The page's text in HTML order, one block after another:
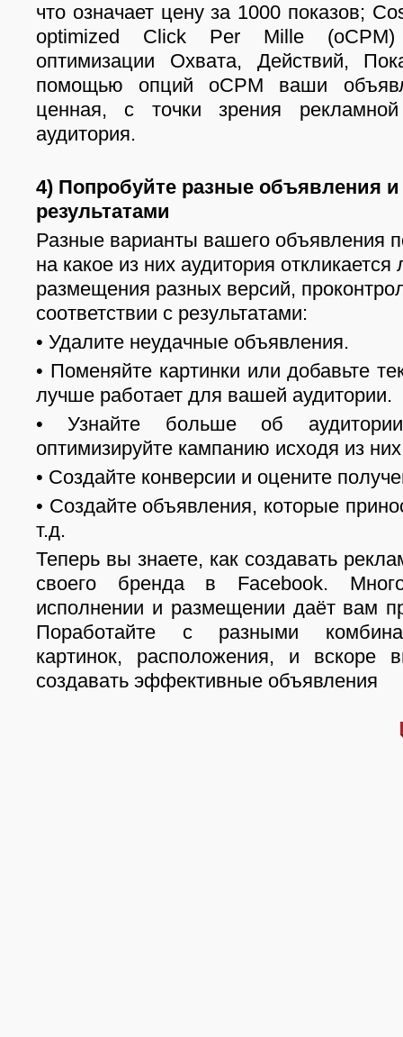
что означает цену за 1000 показов;
optimized Click Per Mille (oCPM)
оптимизации Охвата, Действий,
помощью опций оCPM ваши
ценная, с точки зрения
аудитория.
4) Попробуйте разные объявления и
результатами
Разные варианты вашего объявления
на какое из них аудитория
размещения разных версий,
соответствии с результатами:
• Удалите неудачные объявления.
• Поменяйте картинки или добавьте
лучше работает для вашей аудитории.
• Узнайте больше об
оптимизируйте кампанию исходя из
• Создайте конверсии и оцените
• Создайте объявления, которые
т.д.
Теперь вы знаете, как создавать
своего бренда в Facebook.
исполнении и размещении даёт вам
Поработайте с разными
картинок, расположения, и вскоре
создавать эффективные объявления